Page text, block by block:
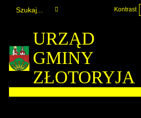
Kontrast
URZĄD
GMINY
ZŁOTORYJA